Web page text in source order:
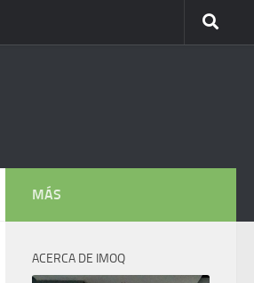
MÁS
ACERCA DE IMOQ